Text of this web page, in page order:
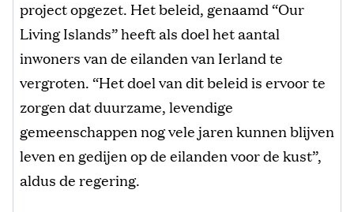
project opgezet. Het beleid, genaamd “Our
Living Islands” heeft als doel het aantal
inwoners van de eilanden van Ierland te
vergroten. “Het doel van dit beleid is ervoor te
zorgen dat duurzame, levendige
gemeenschappen nog vele jaren kunnen blijven
leven en gedijen op de eilanden voor de kust”,
aldus de regering.